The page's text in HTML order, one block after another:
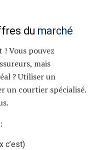
du marché
! Vous pouvez
mais
? Utiliser un
un courtier spécialisé.
c’est)